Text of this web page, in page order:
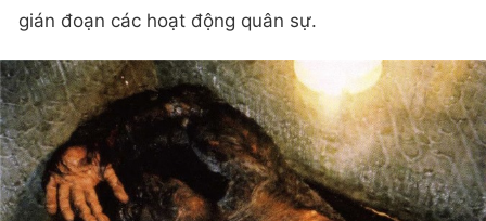
gián đoạn các hoạt động quân sự.